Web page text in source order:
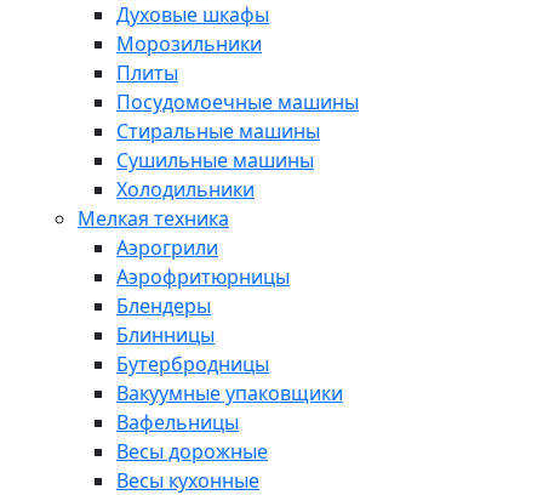
Духовые шкафы
Морозильники
Плиты
Посудомоечные машины
Стиральные машины
Сушильные машины
Холодильники
Мелкая техника
Аэрогрили
Аэрофритюрницы
Блендеры
Блинницы
Бутербродницы
Вакуумные упаковщики
Вафельницы
Весы дорожные
Весы кухонные